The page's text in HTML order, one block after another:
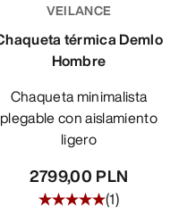
VEILANCE
térmica Demlo
Hombre
Chaqueta minimalista
plegable con aislamiento
ligero
2799,00 PLN
(1)